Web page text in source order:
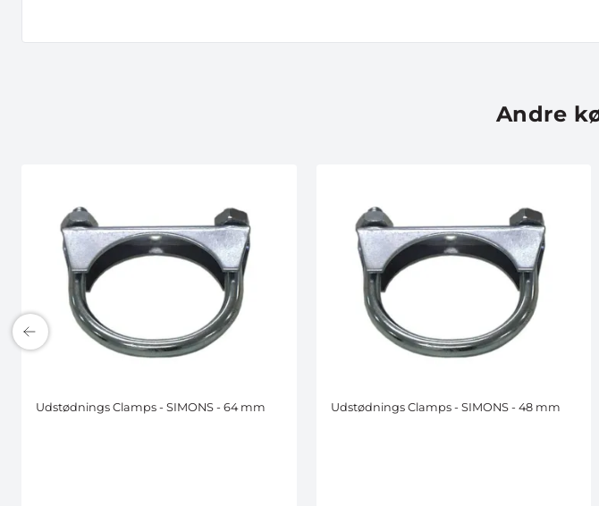
Andre
Udstødnings Clamps - SIMONS - 64 mm Udstødnings Clamps - SIMONS - 48 mm